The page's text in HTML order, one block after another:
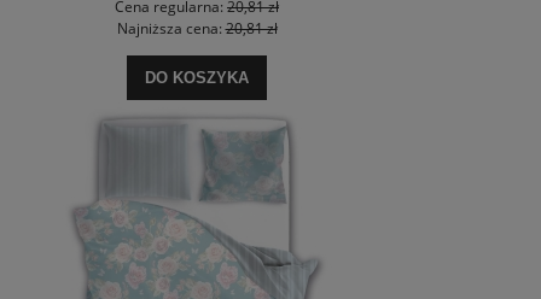
Cena regularna: 20,81 zł
Najniższa cena:20,81 zł
DO KOSZYKA